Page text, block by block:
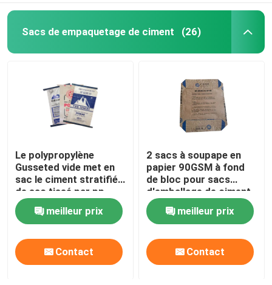
Sacs de empaquetage de ciment (26)
Le polypropylène
Gusseted vide met en
sac le ciment stratifié
de sac tissé par pp
meilleur prix
Contact
2 sacs à soupape en
papier 90GSM à fond
de bloc pour sacs
d'emballage de ciment
de 50 kg
meilleur prix
Contact